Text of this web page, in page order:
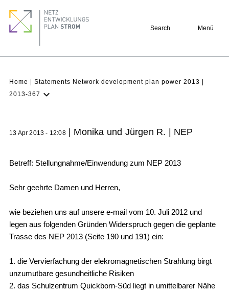
main
Search Menü
Breadcrumb
Home
Statements Network development plan power 2013
2013-367
Archive
13 Apr 2013 - 12:08 | Monika und Jürgen R. | NEP
Betreff: Stellungnahme/Einwendung zum NEP 2013
Sehr geehrte Damen und Herren,
wie beziehen uns auf unsere e-mail vom 10. Juli 2012 und
legen aus folgenden Gründen Widerspruch gegen die geplante
Trasse des NEP 2013 (Seite 190 und 191) ein:
1. die Vervierfachung der elekromagnetischen Strahlung birgt
unzumutbare gesundheitliche Risiken
2. das Schulzentrum Quickborn-Süd liegt in umittelbarer Nähe
quick
links